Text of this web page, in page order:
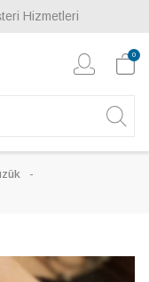
Hizmetleri
0